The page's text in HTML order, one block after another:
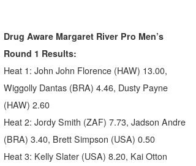
Drug Aware Margaret River Pro Men’s
Round 1 Results:
Heat 1: John John Florence (HAW) 13.00,
Wiggolly Dantas (BRA) 4.46, Dusty Payne
(HAW) 2.60
Heat 2: Jordy Smith (ZAF) 7.73, Jadson Andre
(BRA) 3.40, Brett Simpson (USA) 0.50
Heat 3: Kelly Slater (USA) 8.20, Kai Otton